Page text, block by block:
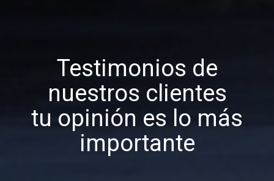
Testimonios de
nuestros clientes
tu opinión es lo más
importante